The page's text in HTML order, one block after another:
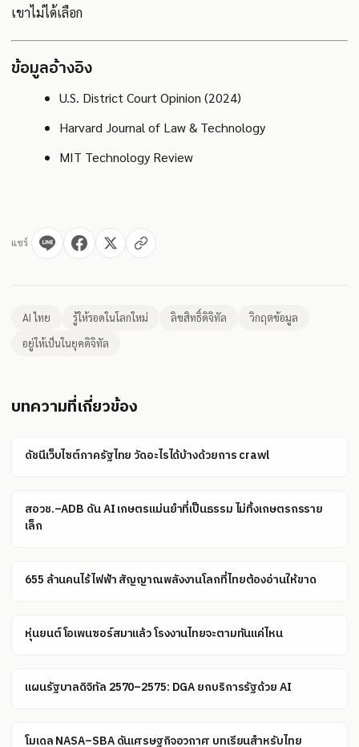
เขาไม่ได้เลือก
ข้อมูลอ้างอิง
U.S. District Court Opinion (2024)
Harvard Journal of Law & Technology
MIT Technology Review
แชร์
AI ไทย รู้ให้รอดในโลกใหม่ ลิขสิทธิ์ดิจิทัล
วิกฤตข้อมูล
อยู่ให้เป็นในยุคดิจิทัล
บทความที่เกี่ยวข้อง
ดัชนีเว็บไซต์ภาครัฐไทย วัดอะไรได้บ้างด้วยการ crawl
สอวช.–ADB ดัน AI เกษตรแม่นยำที่เป็นธรรม ไม่ทิ้งเกษตรกรราย
เล็ก
655 ล้านคนไร้ไฟฟ้า สัญญาณพลังงานโลกที่ไทยต้องอ่านให้ขาด
หุ่นยนต์โอเพนซอร์สมาแล้ว โรงงานไทยจะตามทันแค่ไหน
แผนรัฐบาลดิจิทัล 2570–2575: DGA ยกบริการรัฐด้วย AI
โมเดล NASA–SBA ดันเศรษฐกิจอวกาศ บทเรียนสำหรับไทย